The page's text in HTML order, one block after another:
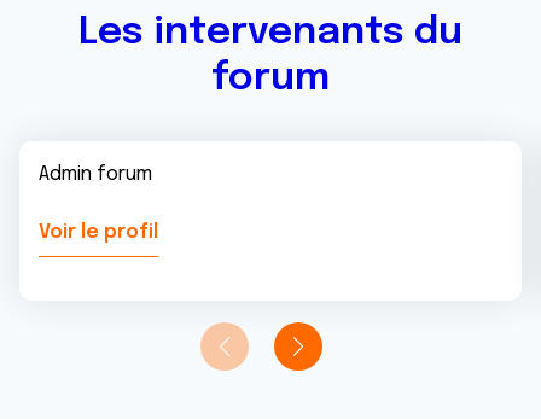
Les intervenants du
forum
Admin forum
Voir le profil